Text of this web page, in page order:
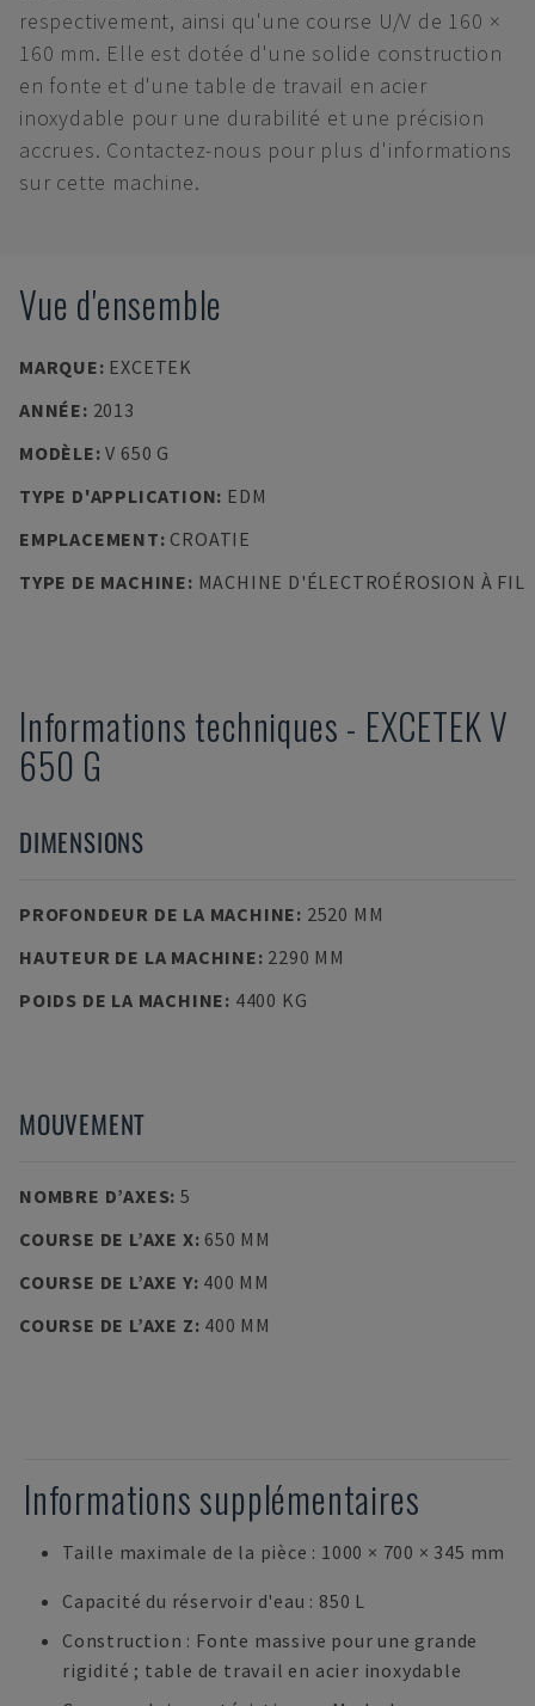
respectivement, ainsi qu'une course U/V de 160 ×
160 mm. Elle est dotée d'une solide construction
en fonte et d'une table de travail en acier
inoxydable pour une durabilité et une précision
accrues. Contactez-nous pour plus d'informations
sur cette machine.
Vue d'ensemble
MARQUE: EXCETEK
ANNÉE: 2013
MODÈLE:V 650 G
TYPE D'APPLICATION: EDM
EMPLACEMENT: CROATIE
TYPE DE MACHINE: MACHINE D'ÉLECTROÉROSION À FIL
Informations techniques - EXCETEKV
650 G
DIMENSIONS
PROFONDEUR DE LA MACHINE: 2520 MM
HAUTEUR DE LA MACHINE: 2290 MM
POIDS DE LA MACHINE: 4400 KG
MOUVEMENT
NOMBRE D’AXES: 5
COURSE DE L’AXE X: 650 MM
COURSE DE L’AXE Y: 400 MM
COURSE DE L’AXE Z: 400 MM
Informations supplémentaires
Taille maximale de la pièce : 1000 × 700 × 345 mm
Capacité du réservoir d'eau : 850 L
Construction : Fonte massive pour une grande
rigidité ; table de travail en acier inoxydable